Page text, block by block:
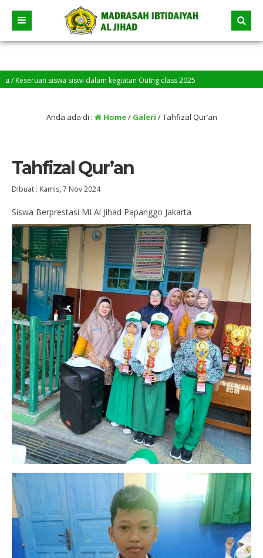
siswi dalam kegiatan Outng class 2025
Anda ada di : Home/ Galeri /Tahfizal Qur’an
Tahfizal Qur’an
Dibuat : Kamis, 7 Nov 2024
Siswa Berprestasi MI Al Jihad Papanggo Jakarta